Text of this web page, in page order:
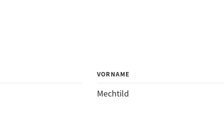
VORNAME
Mechtild